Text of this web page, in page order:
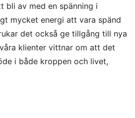
bli av med en spänning i
mycket energi att vara spänd
det också ge tillgång till nya
klienter vittnar om att det
i både kroppen och livet,